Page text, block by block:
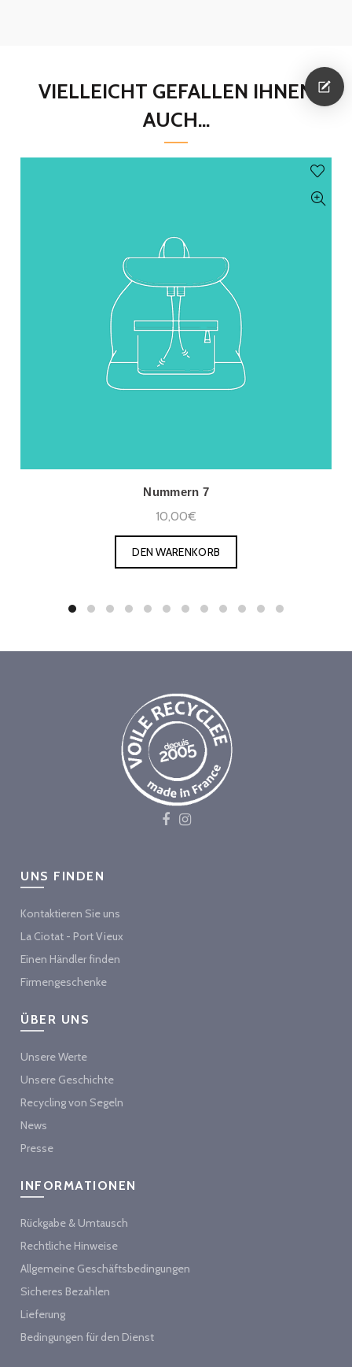
VIELLEICHT GEFALLEN IHNEN
AUCH...
Nummern 7
10,00€
DEN WARENKORB
UNS FINDEN
Kontaktieren Sie uns
La Ciotat - Port Vieux
Einen Händler finden
Firmengeschenke
ÜBER UNS
Unsere Werte
Unsere Geschichte
Recycling von Segeln
News
Presse
INFORMATIONEN
Rückgabe & Umtausch
Rechtliche Hinweise
Allgemeine Geschäftsbedingungen
Sicheres Bezahlen
Lieferung
Bedingungen für den Dienst